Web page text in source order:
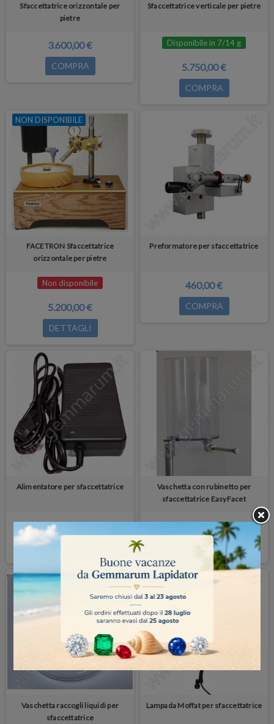
Sfaccettatrice orizzontale per
pietre
3.600,00 €
COMPRA
Sfaccettatrice verticale per pietre
Disponibile in 7/14 g
5.750,00 €
COMPRA
NON DISPONIBILE
FACETRON Sfaccettatrice
orizzontale per pietre
Non disponibile
5.200,00 €
DETTAGLI
Preformatore per sfaccettatrice
460,00 €
COMPRA
Alimentatore per sfaccettatrice
40,00 €
Vaschetta con rubinetto per
sfaccettatrice EasyFacet
90,00 €
COMPRA
Vaschetta raccogli liquidi per
sfaccettatrice
Lampada Moffat per sfaccettatrice